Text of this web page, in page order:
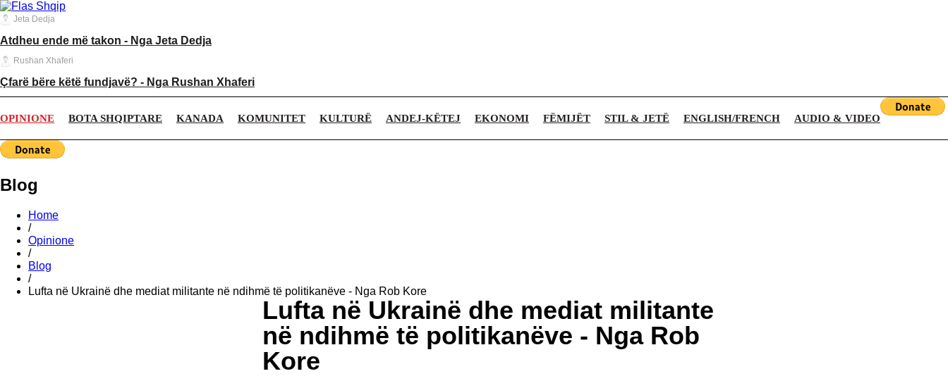
Jeta Dedja
Atdheu ende më takon - Nga Jeta Dedja
Rushan Xhaferi
Çfarë bëre këtë fundjavë? - Nga Rushan Xhaferi
OPINIONE BOTA SHQIPTARE KANADA KOMUNITET KULTURË ANDEJ-KËTEJ EKONOMI FËMIJËT STIL & JETË ENGLISH/FRENCH AUDIO & VIDEO
Blog
Home
/
Opinione
/
Blog
/
Lufta në Ukrainë dhe mediat militante në ndihmë të politikanëve - Nga Rob Kore
Lufta në Ukrainë dhe mediat militante
në ndihmë të politikanëve - Nga Rob
Kore